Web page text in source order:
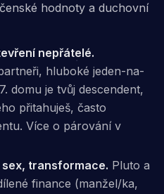
hodnoty a duchovní
nepřátelé.
hluboké jeden-na-
domu je tvůj descendent,
přitahuješ, často
Více o párování v
sex, transformace. Pluto a
finance (manžel/ka,